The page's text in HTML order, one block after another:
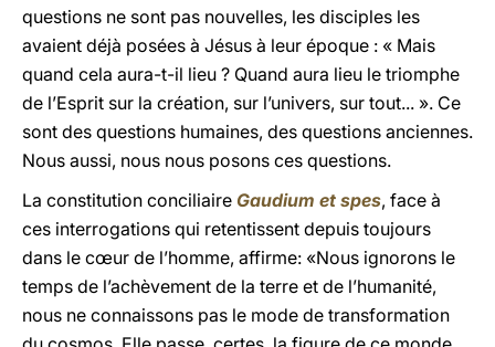
questions ne sont pas nouvelles, les disciples les
avaient déjà posées à Jésus à leur époque : « Mais
quand cela aura-t-il lieu ? Quand aura lieu le triomphe
de l’Esprit sur la création, sur l’univers, sur tout... ». Ce
sont des questions humaines, des questions anciennes.
Nous aussi, nous nous posons ces questions.
La constitution conciliaire Gaudium et spes, face à
ces interrogations qui retentissent depuis toujours
dans le cœur de l’homme, affirme: «Nous ignorons le
temps de l’achèvement de la terre et de l’humanité,
nous ne connaissons pas le mode de transformation